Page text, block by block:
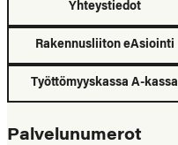
Yhteystiedot
Rakennusliiton eAsiointi
Työttömyyskassa A-kassa
Palvelunumerot